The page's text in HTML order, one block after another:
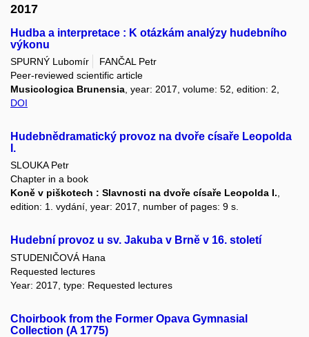
2017
Hudba a interpretace : K otázkám analýzy hudebního
výkonu
SPURNÝ Lubomír
FANČAL Petr
Peer-reviewed scientific article
Musicologica Brunensia , year: 2017, volume: 52, edition: 2,
DOI
Hudebnědramatický provoz na dvoře císaře Leopolda
I.
SLOUKA Petr
Chapter in a book
Koně v piškotech : Slavnosti na dvoře císaře Leopolda I.,
edition: 1. vydání, year: 2017, number of pages: 9 s.
Hudební provoz u sv. Jakuba v Brně v 16. století
STUDENIČOVÁ Hana
Requested lectures
Year: 2017, type: Requested lectures
Choirbook from the Former Opava Gymnasial
Collection (A 1775)